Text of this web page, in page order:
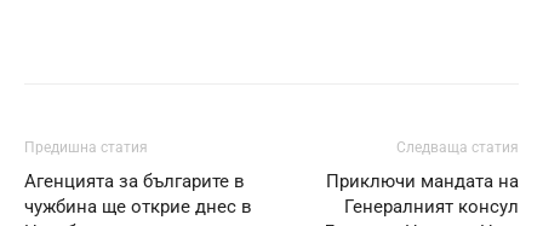
Предишна статия
Агенцията за българите в
чужбина ще открие днес в
Следваща статия
Приключи мандата на
Генералният консул